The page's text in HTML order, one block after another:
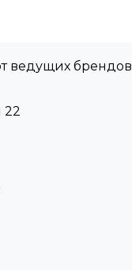
ведущих брендов
22